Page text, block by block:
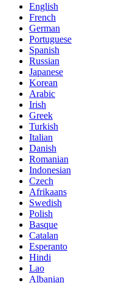
English
French
German
Portuguese
Spanish
Russian
Japanese
Korean
Arabic
Irish
Greek
Turkish
Italian
Danish
Romanian
Indonesian
Czech
Afrikaans
Swedish
Polish
Basque
Catalan
Esperanto
Hindi
Lao
Albanian